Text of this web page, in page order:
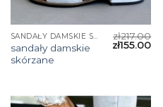
SANDAŁY DAMSKIE SKÓRZANE
sandały damskie
skórzane
zł217.00
zł155.00